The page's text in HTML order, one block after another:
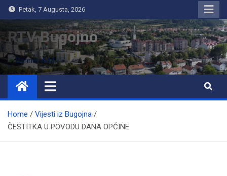
Petak, 7 Augusta, 2026
RTV Bugojno
Home
Vijesti iz Bugojna
ČESTITKA U POVODU DANA OPĆINE